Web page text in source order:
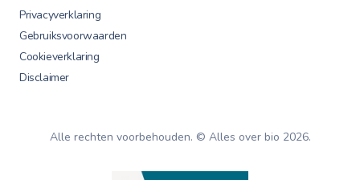
Privacyverklaring
Gebruiksvoorwaarden
Cookieverklaring
Disclaimer
Alle rechten voorbehouden. © Alles over bio 2026.